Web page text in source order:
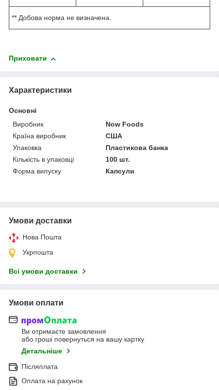
** Добова норма не визначена.
Приховати
Характеристики
Основні
Виробник
Now Foods
Країна виробник
США
Упаковка
Пластикова банка
Кількість в упаковці
100 шт.
Форма випуску
Капсули
Умови доставки
Нова Пошта
Укрпошта
Всі умови доставки
Умови оплати
Ви отримаєте замовлення
або гроші повернуться на вашу картку
Детальніше
Післяплата
Оплата на рахунок